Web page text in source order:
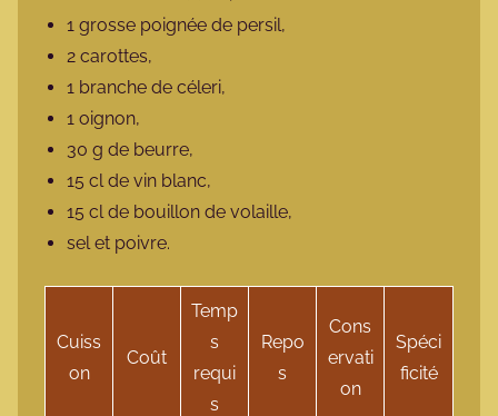
1 grosse poignée de persil,
2 carottes,
1 branche de céleri,
1 oignon,
30 g de beurre,
15 cl de vin blanc,
15 cl de bouillon de volaille,
sel et poivre.
Cuiss
on
Coût
Temp
s
requi
s
Repo
s
Cons
ervati
on
Spéci
ficité